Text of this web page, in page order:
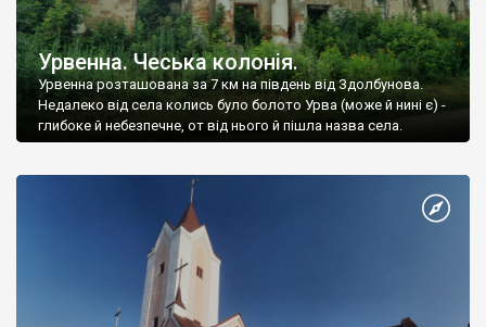
Урвенна. Чеська колонія.
Урвенна розташована за 7 км на південь від Здолбунова.
Недалеко від села колись було болото Урва (може й нині є) -
глибоке й небезпечне, от від нього й пішла назва села.